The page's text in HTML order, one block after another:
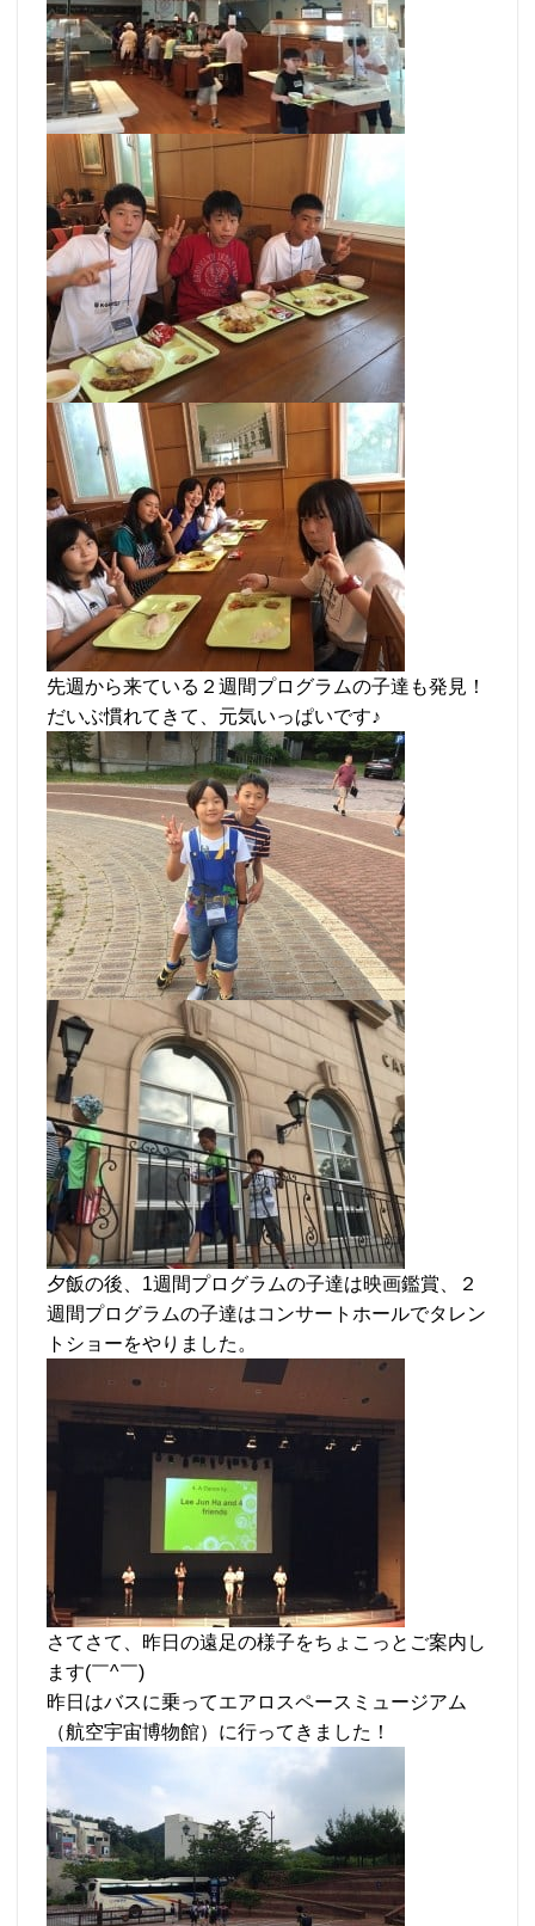
先週から来ている２週間プログラムの子達も発見！
だいぶ慣れてきて、元気いっぱいです♪
夕飯の後、1週間プログラムの子達は映画鑑賞、２
週間プログラムの子達はコンサートホールでタレン
トショーをやりました。
さてさて、昨日の遠足の様子をちょこっとご案内し
ます(￣^￣)ゞ
昨日はバスに乗ってエアロスペースミュージアム
（航空宇宙博物館）に行ってきました！